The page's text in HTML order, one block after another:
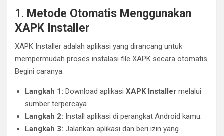
1. Metode Otomatis Menggunakan
XAPK Installer
XAPK Installer adalah aplikasi yang dirancang untuk
mempermudah proses instalasi file XAPK secara otomatis.
Begini caranya:
Langkah 1: Download aplikasi XAPK Installer melalui
sumber terpercaya.
Langkah 2: Install aplikasi di perangkat Android kamu.
Langkah 3: Jalankan aplikasi dan beri izin yang